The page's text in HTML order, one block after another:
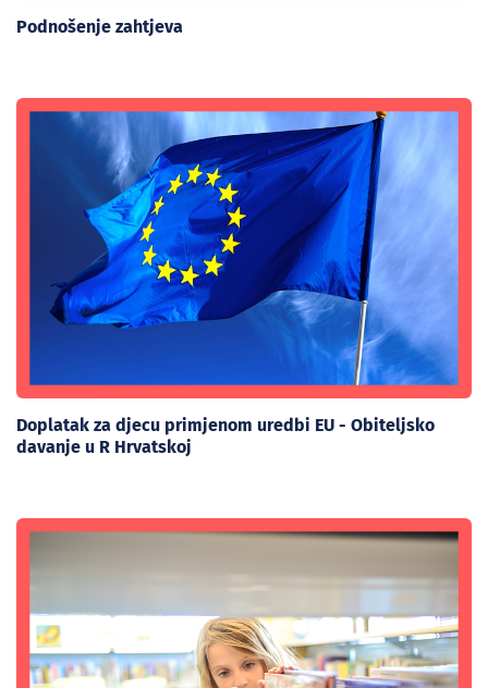
Podnošenje zahtjeva
Doplatak za djecu primjenom uredbi EU - Obiteljsko
davanje u R Hrvatskoj